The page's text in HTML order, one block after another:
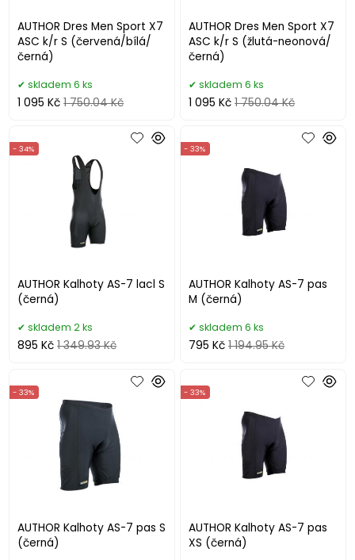
AUTHOR Dres Men Sport X7
ASC k/r S (červená/bílá/
černá)
skladem 6 ks
1 095 Kč 1 750.04 Kč
AUTHOR Dres Men Sport X7
ASC k/r S (žlutá-neonová/
černá)
skladem 6 ks
1 095 Kč 1 750.04 Kč
AUTHOR Kalhoty AS-7 lacl S
(černá)
- 34%
skladem 2 ks
895 Kč 1 349.93 Kč
AUTHOR Kalhoty AS-7 pas
M (černá)
- 33%
skladem 6 ks
795 Kč 1 194.95 Kč
AUTHOR Kalhoty AS-7 pas S
(černá)
- 33%
AUTHOR Kalhoty AS-7 pas
XS (černá)
- 33%